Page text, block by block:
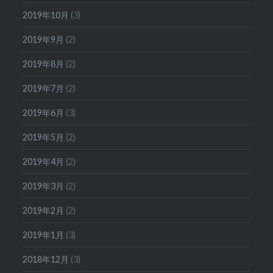
2019年10月 (3)
2019年9月 (2)
2019年8月 (2)
2019年7月 (2)
2019年6月 (3)
2019年5月 (2)
2019年4月 (2)
2019年3月 (2)
2019年2月 (2)
2019年1月 (3)
2018年12月 (3)